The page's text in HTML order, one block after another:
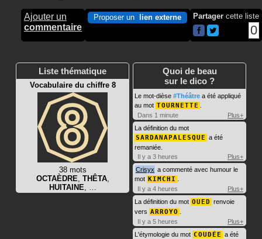
Ajouter un
commentaire
Proposer un lien externe Partager cette liste
0
Liste thématique
Vocabulaire du chiffre 8
38 mots
OCTAÈDRE THÊTA,
HUITAINE
Quoi de beau
sur le dico ?
Le mot-dièse #Théâtre a été appliqué
au mot TOURNETTE
Dans 1 minute
Plus+
La définition du mot
SARDANAPALESQUE a été
remaniée.
Il y a 3 heures
Plus+
Crisyx a commenté avec humour le
mot KIMCHI
Il y a 4 heures
Plus+
La définition du mot OUED renvoie
vers ARROYO
Il y a 5 heures
Plus+
L'étymologie du mot COUDÉE a été